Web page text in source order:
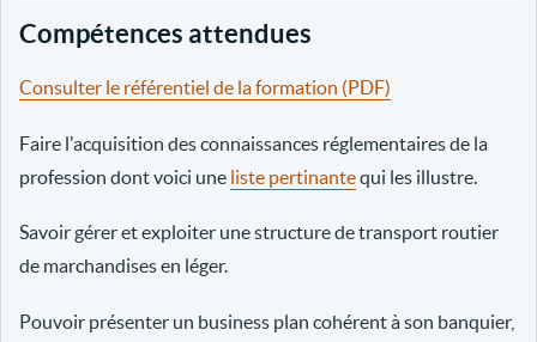
Compétences attendues
Consulter le référentiel de la formation (PDF)
Faire l'acquisition des connaissances réglementaires de la
profession dont voici une liste pertinantequi les illustre.
Savoir gérer et exploiter une structure de transport routier
de marchandises en léger.
Pouvoir présenter un business plan cohérent à son banquier,